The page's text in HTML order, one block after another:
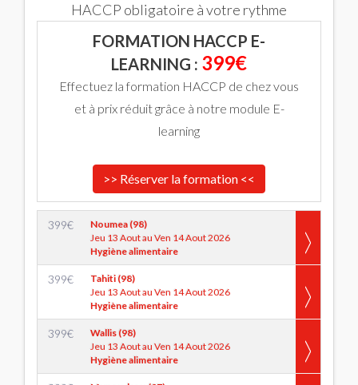
HACCP obligatoire à votre rythme
FORMATION HACCP E-
LEARNING : 399€
Effectuez la formation HACCP de chez vous
et à prix réduit grâce à notre module E-
learning
>> Réserver la formation <<
399€
Noumea (98)
Jeu 13 Aout au Ven 14 Aout 2026
Hygiène alimentaire
399€
Tahiti (98)
Jeu 13 Aout au Ven 14 Aout 2026
Hygiène alimentaire
399€
Wallis (98)
Jeu 13 Aout au Ven 14 Aout 2026
Hygiène alimentaire